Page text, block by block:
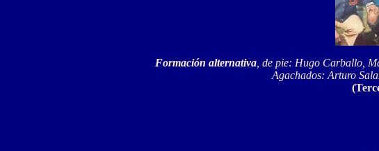
Formación alternativa, de pie: Hugo Carballo,
Agachados: Arturo